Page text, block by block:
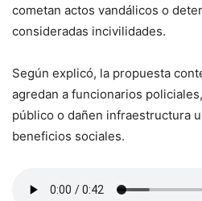
cometan actos vandálicos o
consideradas incivilidades.
Según explicó, la propuesta
agredan a funcionarios
público o dañen infraestructura
beneficios sociales.